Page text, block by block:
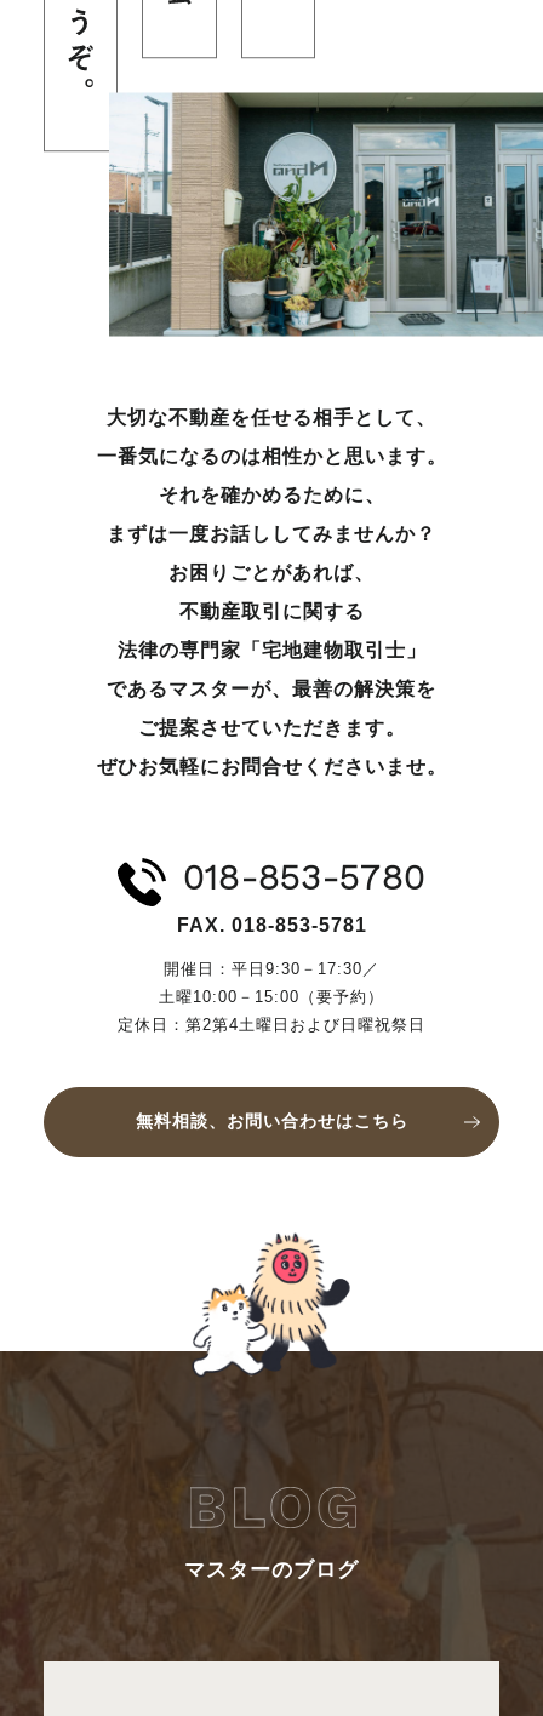
大切な不動産を任せる相手として、
一番気になるのは相性かと思います。
それを確かめるために、
まずは一度お話ししてみませんか？
お困りごとがあれば、
不動産取引に関する
法律の専門家「宅地建物取引士」
であるマスターが、 最善の解決策を
ご提案させていただきます。
ぜひお気軽にお問合せくださいませ。
018-853-5780
FAX. 018-853-5781
開催日：平日9:30－17:30／
土曜10:00－15:00（要予約）
定休日：第2第4土曜日および日曜祝祭日
無料相談、お問い合わせはこちら
マスターのブログ